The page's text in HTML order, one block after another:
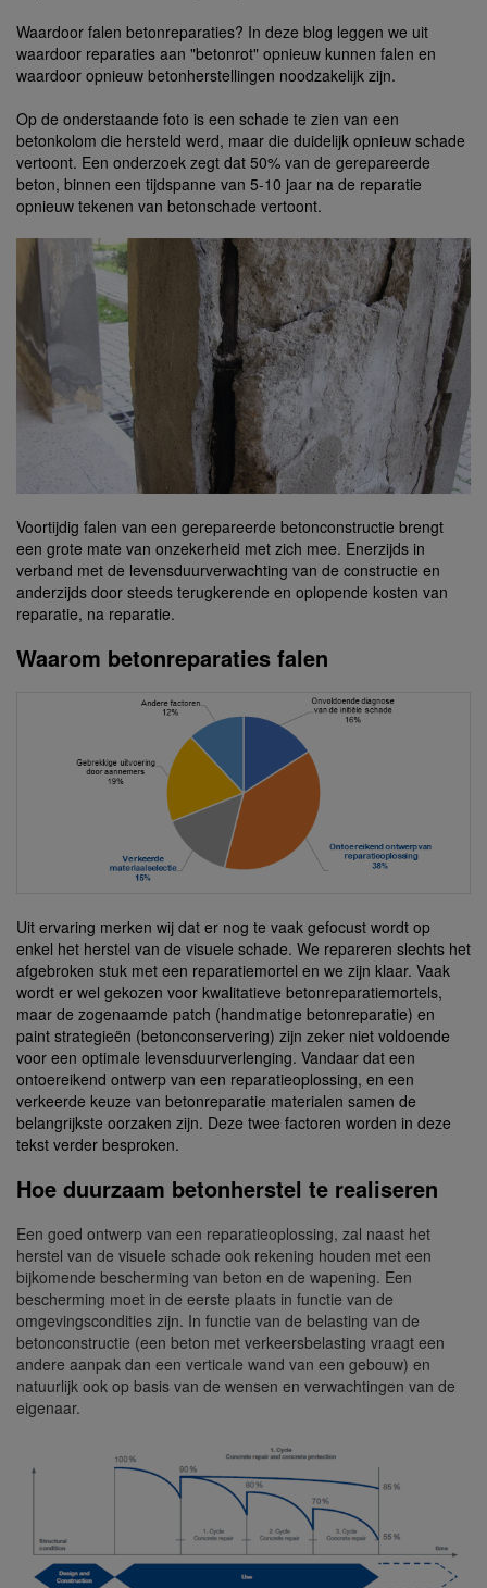
Waardoor falen betonreparaties? In deze blog leggen we uit
waardoor reparaties aan "betonrot" opnieuw kunnen falen en
waardoor opnieuw betonherstellingen noodzakelijk zijn.
Op de onderstaande foto is een schade te zien van een
betonkolom die hersteld werd, maar die duidelijk opnieuw schade
vertoont. Een onderzoek zegt dat 50% van de gerepareerde
beton, binnen een tijdspanne van 5-10 jaar na de reparatie
opnieuw tekenen van betonschade vertoont.
Voortijdig falen van een gerepareerde betonconstructie brengt
een grote mate van onzekerheid met zich mee. Enerzijds in
verband met de levensduurverwachting van de constructie en
anderzijds door steeds terugkerende en oplopende kosten van
reparatie, na reparatie.
Waarom betonreparaties falen
Uit ervaring merken wij dat er nog te vaak gefocust wordt op
enkel het herstel van de visuele schade. We repareren slechts het
afgebroken stuk met een reparatiemortel en we zijn klaar. Vaak
wordt er wel gekozen voor kwalitatieve betonreparatiemortels,
maar de zogenaamde patch (handmatige betonreparatie) en
paint strategieën (betonconservering) zijn zeker niet voldoende
voor een optimale levensduurverlenging. Vandaar dat een
ontoereikend ontwerp van een reparatieoplossing, en een
verkeerde keuze van betonreparatie materialen samen de
belangrijkste oorzaken zijn. Deze twee factoren worden in deze
tekst verder besproken.
Hoe duurzaam betonherstel te realiseren
Een goed ontwerp van een reparatieoplossing, zal naast het
herstel van de visuele schade ook rekening houden met een
bijkomende bescherming van beton en de wapening. Een
bescherming moet in de eerste plaats in functie van de
omgevingscondities zijn. In functie van de belasting van de
betonconstructie (een beton met verkeersbelasting vraagt een
andere aanpak dan een verticale wand van een gebouw) en
natuurlijk ook op basis van de wensen en verwachtingen van de
eigenaar.